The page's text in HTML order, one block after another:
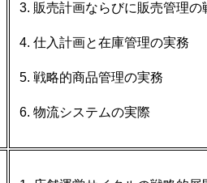
販売計画ならびに販売管理の
仕入計画と在庫管理の実務
戦略的商品管理の実務
物流システムの実際